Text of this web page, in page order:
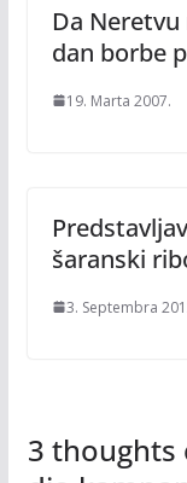
Da
dan borbe
19. Marta 2007.
šaranski
3. Septembra
3 thoughts